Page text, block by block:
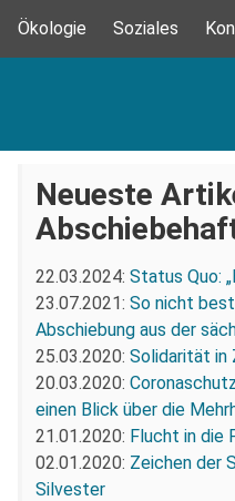
Ökologie Soziales
Neueste
22.03.2024: Status Quo:
23.07.2021: So nicht
Abschiebung aus der
25.03.2020: Solidarität in
20.03.2020:
einen Blick über die
21.01.2020: Flucht in die
02.01.2020: Zeichen der
Silvester